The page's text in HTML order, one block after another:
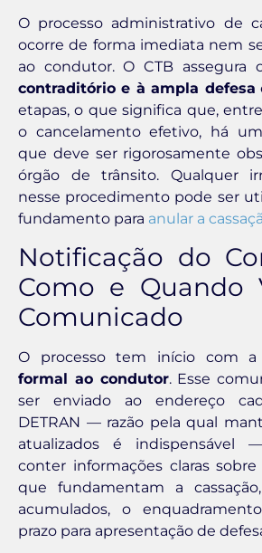
O processo administrativo de
ocorre de forma imediata nem
ao condutor. O CTB assegura
contraditório e à ampla defesa
etapas, o que significa que,
o cancelamento efetivo, há
que deve ser rigorosamente
órgão de trânsito. Qualquer
nesse procedimento pode ser
fundamento para anular a
Notificação do
Como e Quando
Comunicado
O processo tem início com a
formal ao condutor. Esse
ser enviado ao endereço
DETRAN — razão pela qual
atualizados é indispensável
conter informações claras sobre
que fundamentam a
acumulados, o
prazo para apresentação de